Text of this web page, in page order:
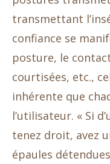
transmettant
confiance se
posture, le
courtisées, etc.,
inhérente que
l’utilisateur. « Si
tenez droit, avez
épaules